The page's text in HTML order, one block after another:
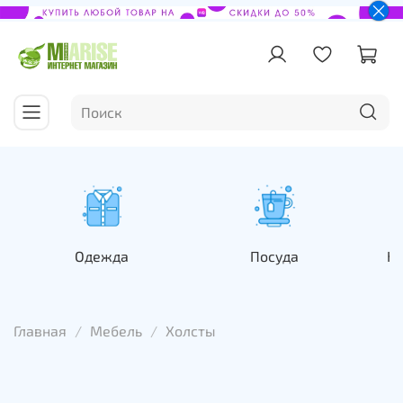
Одежда Посуда
Главная Мебель Холсты